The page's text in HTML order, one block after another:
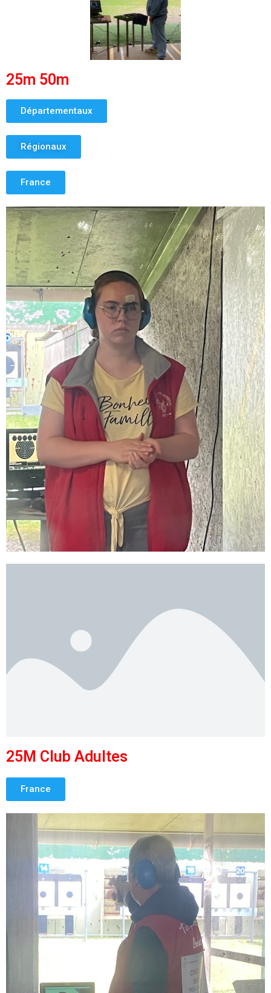
25m 50m
Départementaux
Régionaux
France
25M Club Adultes
France